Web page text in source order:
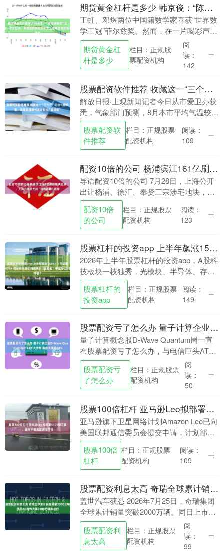
期货黄金杠杆是多少 韩京俊：“陈省身猜想”正被一步步证明，有理由期待完全在本土培养出菲奖得主
王虹、邓煜两位中国籍数学家喜获“世界数
学王冠”菲尔兹奖。然而，在一片喝彩声
中，亦带来一个问题：他们虽是在国内接
受了2—4年的大学教育，但更多时间是在
海外成长，在....
期货黄金杠
杆是多少
栏目：正规股
票配资机构
阅
读：
142
股票配资软件推荐 收藏这一“三个三”防蚊长图锦囊，高温高湿季节莫让蚊虫“喜滋滋”
解放日报·上观新闻记者今日从市爱卫办获
悉，气象部门预测，8月本市平均气温较常
年偏高，高温日数偏多；降水量接近常
年，受台风影响较大。 当前国内外登革
热、基孔肯雅热....
股票配资软
件推荐
栏目：正规股票
配资机构
阅读：
109
配资10倍的公司 杨浦滨江161亿刷新板块纪录，上海六批次土拍“冷热两极”收官
导语配资10倍的公司 7月28日，上海公开
出让杨浦、徐汇、奉贤三宗涉宅地块，合
计起始价约178.72亿元，最终合计成交约
235.14亿元，整体溢价率超过31%。....
配资10倍
的公司
栏目：正规股票
配资机构
阅读：
123
股票杠杆的投资app 上半年飙涨158%！7月却暴跌40%+ 揭秘杨宗昌如何用两只“压舱石”守住百亿浮盈？
2026年上半年股票杠杆的投资app，A股科
技板块一枝独秀，光模块、半导体、存储
芯片等赛道轮番上涨，全市场多达253只
基金净值增长率超过100%，创公募基金半
年....
股票杠杆的
投资app
栏目：正规股票
配资机构
阅读：
149
股票配资亏了怎么办 量子计算企业D-Wave Quantum与AT&T扩大合作 股价大涨逾18%
量子计算概念股D-Wave Quantum周一宣
布股票配资亏了怎么办，与电信巨头ATT
签署了一项扩大协议，将利用其量子退火
计算技术应对网络运营中的复杂优化挑
战。....
股票配资亏
了怎么办
栏目：正规股票
配资机构
阅
读：
50
股票100倍杠杆 亚马逊Leo拟部署5105颗卫星，进军手机直连通信市场
亚马逊旗下卫星网络计划Amazon Leo已向
美国联邦通信委员会提交申请，计划部署
最多5105颗低轨卫星，用于提供直接面向
移动设备的语音、数据和应急通信服务。
该....
股票100倍
杠杆
栏目：正规股票
配资机构
阅读：
109
股票配资利息太高 奇瑞全球累计销量突破2000万辆 风云A9将作为第2000万辆车交付
盖世汽车获悉 2026年7月25日，奇瑞集团
全球累计销量突破2000万辆。同日上市的
风云A9将作为第2000万辆车交付用户。风
云曾是奇瑞打造的首款车型及首款出海....
股票配资利
息太高
栏目：正规股票
配资机构
阅
读：
99